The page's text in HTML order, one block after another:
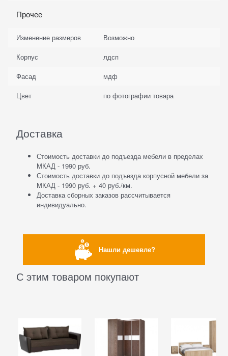
Прочее
Изменение размеров
Возможно
Корпус
лдсп
Фасад
мдф
Цвет
по фотографии товара
Доставка
Стоимость доставки до подъезда мебели в пределах
МКАД - 1990 руб.
Стоимость доставки до подъезда корпусной мебели за
МКАД - 1990 руб. + 40 руб./км.
Доставка сборных заказов рассчитывается
индивидуально.
Нашли дешевле?
С этим товаром покупают